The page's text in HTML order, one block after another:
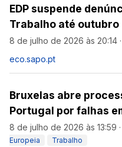
EDP suspende
Trabalho até outubro
8 de julho de 2026 às 20:14 ·
eco.sapo.pt
Bruxelas abre
Portugal por falhas
8 de julho de 2026 às 13:59 ·
Europeia
Trabalho